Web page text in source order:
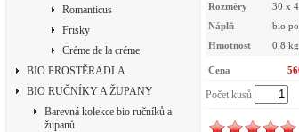
Romanticus
Frisky
Créme de la créme
BIO PROSTĚRADLA
BIO RUČNÍKY A ŽUPANY
Barevná kolekce bio ručníků a
županů
Rozměry
30 x
Náplň
bio
Hmotnost
0,8 kg
Cena
Počet kusů